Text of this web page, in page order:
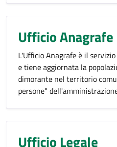
Ufficio Anagrafe
L'Ufficio Anagrafe è il
e tiene aggiornata la
dimorante nel territorio
persone"
Ufficio Legale